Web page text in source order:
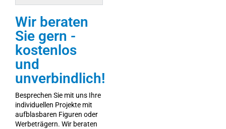
Wir beraten
Sie gern -
kostenlos
und
unverbindlich!
Besprechen Sie mit uns Ihre
individuellen Projekte mit
aufblasbaren Figuren oder
Werbeträgern. Wir beraten